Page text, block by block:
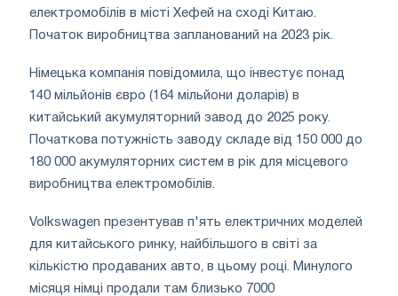
електромобілів в місті Хефей на сході Китаю.
Початок виробництва запланований на 2023 рік.
Німецька компанія повідомила, що інвестує понад
140 мільйонів євро (164 мільйони доларів) в
китайський акумуляторний завод до 2025 року.
Початкова потужність заводу складе від 150 000 до
180 000 акумуляторних систем в рік для місцевого
виробництва електромобілів.
Volkswagen презентував п'ять електричних моделей
для китайського ринку, найбільшого в світі за
кількістю продаваних авто, в цьому році. Минулого
місяця німці продали там близько 7000